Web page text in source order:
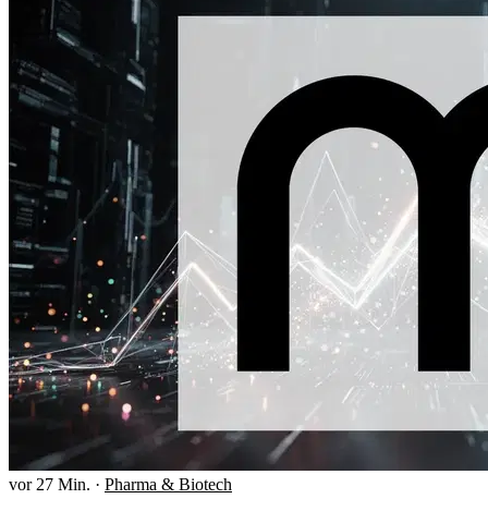
vor 27 Min. · Pharma & Biotech